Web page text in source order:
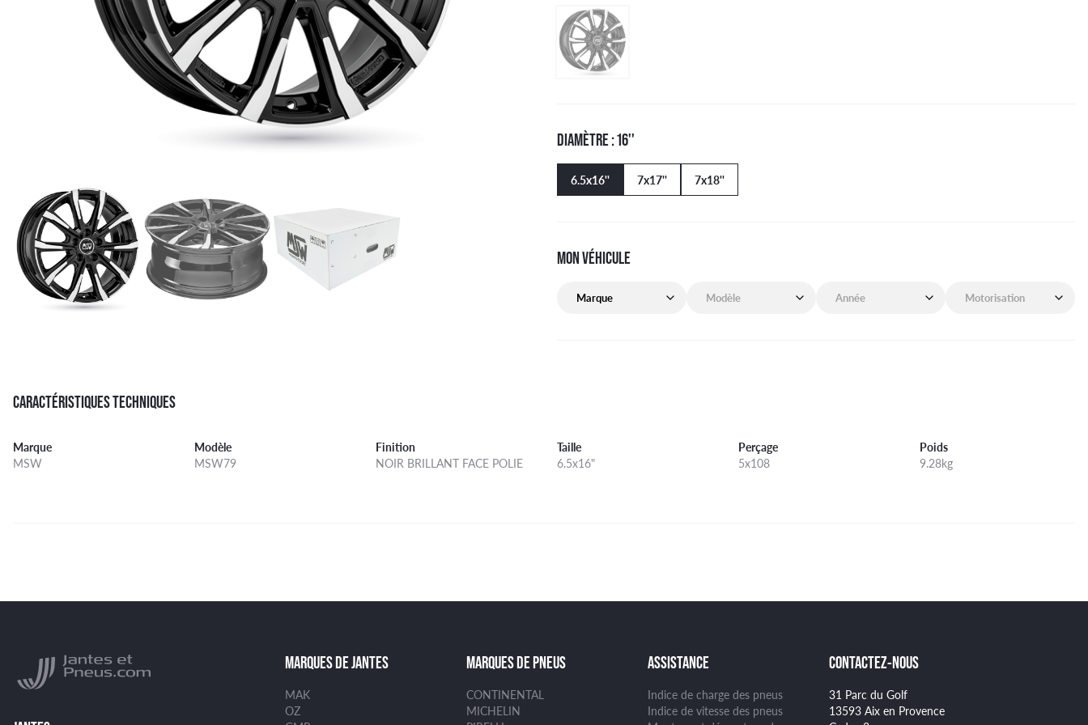
DIAMÈTRE : 16''
6.5x16'' 7x17'' 7x18''
MON VÉHICULE
CARACTÉRISTIQUES TECHNIQUES
Marque
MSW
Modèle
MSW79
Finition
NOIR BRILLANT FACE POLIE
Taille
6.5x16"
Perçage
5x108
Poids
9.28kg
MARQUES DE JANTES
MAK
OZ
MARQUES DE PNEUS
CONTINENTAL
MICHELIN
ASSISTANCE
Indice de charge des pneus
Indice de vitesse des pneus
CONTACTEZ-NOUS
31 Parc du Golf
13593 Aix en Provence